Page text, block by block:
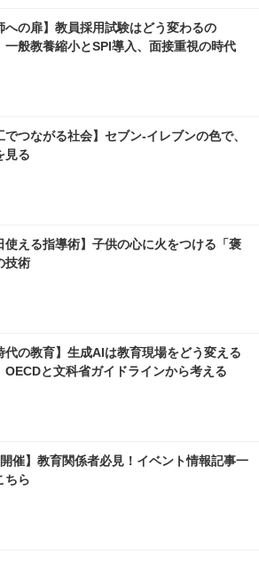
への扉】教員採用試験はどう変わるの
般教養縮小とSPI導入、面接重視の時代
でつながる社会】セブン‐イレブンの色で、
見る
使える指導術】子供の心に火をつける「褒
技術
代の教育】生成AIは教育現場をどう変える
OECDと文科省ガイドラインから考える
開催】教育関係者必見！イベント情報記事一
ちら